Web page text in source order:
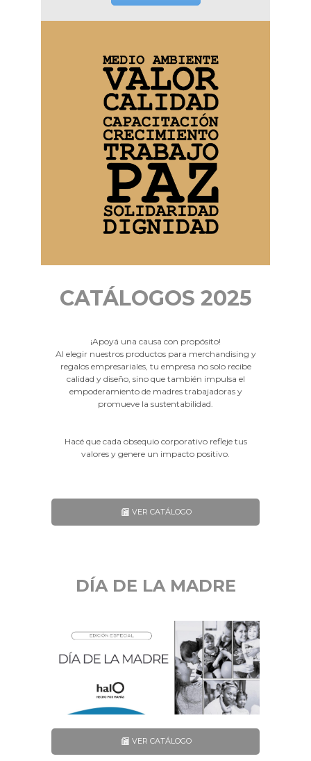
CATÁLOGOS 2025
¡Apoyá una causa con propósito!
Al elegir nuestros productos para merchandising y
regalos empresariales, tu empresa no solo recibe
calidad y diseño, sino que también impulsa el
empoderamiento de madres trabajadoras y
promueve la sustentabilidad.
Hacé que cada obsequio corporativo refleje tus
valores y genere un impacto positivo.
VER CATÁLOGO
DÍA DE LA MADRE
VER CATÁLOGO